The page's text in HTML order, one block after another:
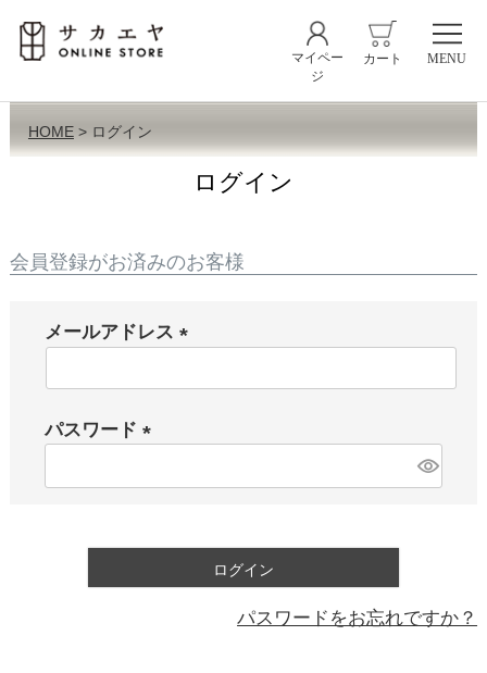
マイペー
ジ
カート MENU
HOME ログイン
ログイン
会員登録がお済みのお客様
メールアドレス
必
)
パスワード
必
)
ログイン
パスワードをお忘れですか？